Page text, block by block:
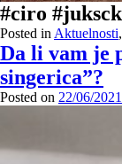
#ciro
Posted in Aktuelnosti,
Da li vam je
singerica”?
Posted on 22/06/2021